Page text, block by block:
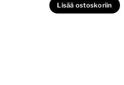
Lisää ostoskoriin